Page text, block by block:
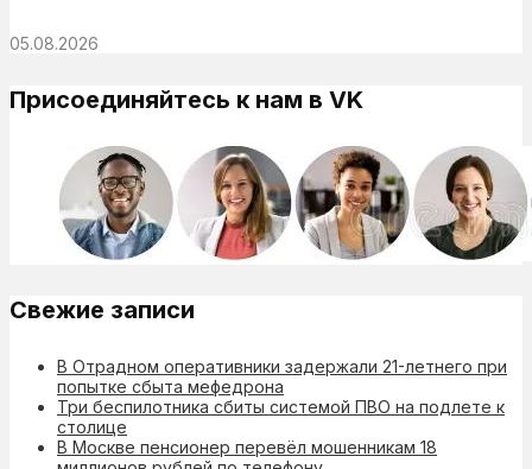
05.08.2026
Присоединяйтесь к нам в VK
Свежие записи
В Отрадном оперативники задержали 21-летнего при
попытке сбыта мефедрона
Три беспилотника сбиты системой ПВО на подлете к
столице
В Москве пенсионер перевёл мошенникам 18